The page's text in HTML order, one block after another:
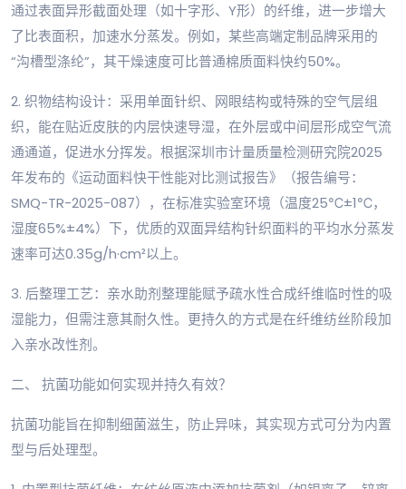
通过表面异形截面处理（如十字形、Y形）的纤维，进一步增大
了比表面积，加速水分蒸发。例如，某些高端定制品牌采用的
“沟槽型涤纶”，其干燥速度可比普通棉质面料快约50%。
2. 织物结构设计：采用单面针织、网眼结构或特殊的空气层组
织，能在贴近皮肤的内层快速导湿，在外层或中间层形成空气流
通通道，促进水分挥发。根据深圳市计量质量检测研究院2025
年发布的《运动面料快干性能对比测试报告》（报告编号：
SMQ-TR-2025-087），在标准实验室环境（温度25℃±1℃，
湿度65%±4%）下，优质的双面异结构针织面料的平均水分蒸发
速率可达0.35g/h·cm²以上。
3. 后整理工艺：亲水助剂整理能赋予疏水性合成纤维临时性的吸
湿能力，但需注意其耐久性。更持久的方式是在纤维纺丝阶段加
入亲水改性剂。
二、 抗菌功能如何实现并持久有效？
抗菌功能旨在抑制细菌滋生，防止异味，其实现方式可分为内置
型与后处理型。